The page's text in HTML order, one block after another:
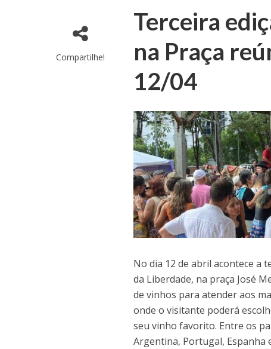
Compartilhe!
Terceira
na Praça
12/04
No dia 12 de abril acontece a
da Liberdade, na praça José
de vinhos para atender aos
onde o visitante poderá
seu vinho favorito. Entre os
Argentina, Portugal, Espanha